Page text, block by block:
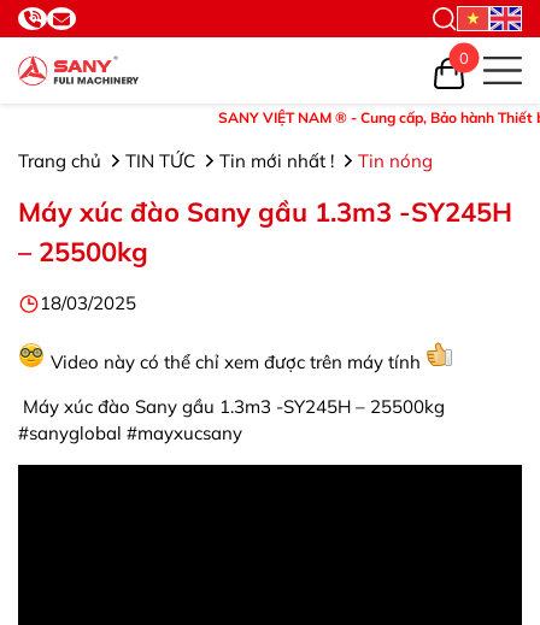
SANY VIỆT NAM ® - Cung cấp, Bảo hành Thiết bị
0
Trang chủ TIN TỨC Tin mới nhất ! Tin nóng
Máy xúc đào Sany gầu 1.3m3 -SY245H
– 25500kg
18/03/2025
Video này có thể chỉ xem được trên máy tính
Máy xúc đào Sany gầu 1.3m3 -SY245H – 25500kg
#sanyglobal #mayxucsany